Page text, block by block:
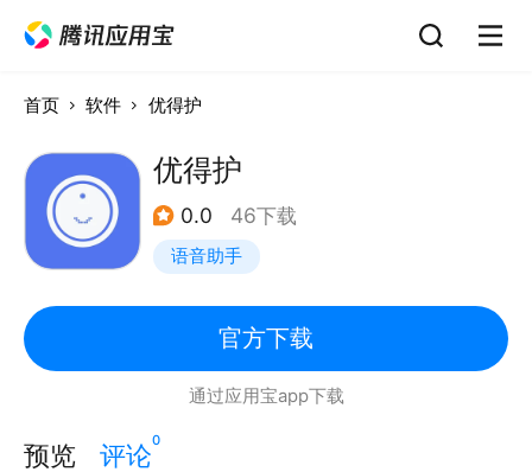
首页 软件 优得护
优得护
0.0 46下载
语音助手
官方下载
通过应用宝app下载
预览 评论0